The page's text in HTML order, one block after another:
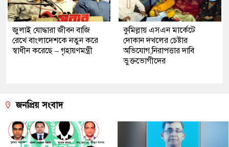
জুলাই যোদ্ধারা জীবন বাজি
রেখে বাংলাদেশকে নতুন করে
স্বাধীন করেছে – গৃহায়ণমন্ত্রী
কুমিল্লায় এসএন মার্কেটে
দোকান দখলের চেষ্টার
অভিযোগ,নিরাপত্তার দাবি
ভুক্তভোগীদের
জনপ্রিয় সংবাদ